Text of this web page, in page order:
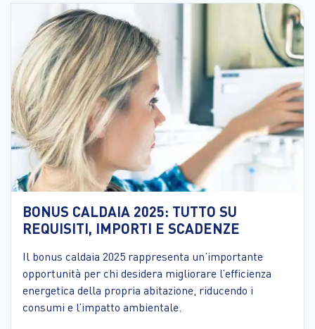
BONUS CALDAIA 2025: TUTTO SU
REQUISITI, IMPORTI E SCADENZE
Il bonus caldaia 2025 rappresenta un’importante
opportunità per chi desidera migliorare l’efficienza
energetica della propria abitazione, riducendo i
consumi e l’impatto ambientale.